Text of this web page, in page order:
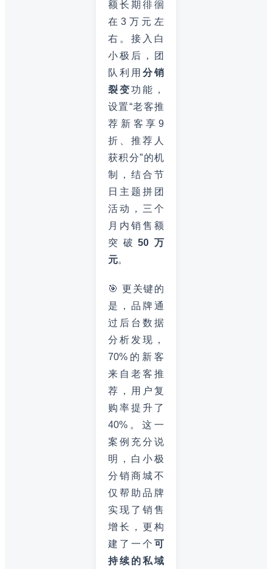
额长期徘徊
在3万元左
右。接入白
小极后，团
队利用 分销
裂变功能，
设置“老客推
荐新客享9
折、推荐人
获积分”的机
制，结合节
日主题拼团
活动，三个
月内销售额
突破50万
元。
🎯 更关键的
是，品牌通
过后台数据
分析发现，
70%的新客
来自老客推
荐，用户复
购率提升了
40%。这一
案例充分说
明，白小极
分销商城不
仅帮助品牌
实现了销售
增长，更构
建了一个 可
持续的私域